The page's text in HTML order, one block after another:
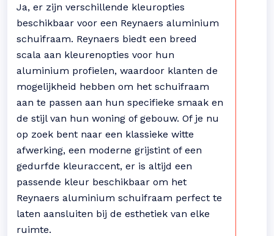
Ja, er zijn verschillende kleuropties
beschikbaar voor een Reynaers aluminium
schuifraam. Reynaers biedt een breed
scala aan kleurenopties voor hun
aluminium profielen, waardoor klanten de
mogelijkheid hebben om het schuifraam
aan te passen aan hun specifieke smaak en
de stijl van hun woning of gebouw. Of je nu
op zoek bent naar een klassieke witte
afwerking, een moderne grijstint of een
gedurfde kleuraccent, er is altijd een
passende kleur beschikbaar om het
Reynaers aluminium schuifraam perfect te
laten aansluiten bij de esthetiek van elke
ruimte.